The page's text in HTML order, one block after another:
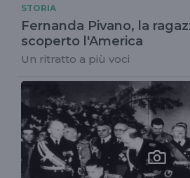
STORIA
Fernanda Pivano, la
scoperto l'America
Un ritratto a più voci